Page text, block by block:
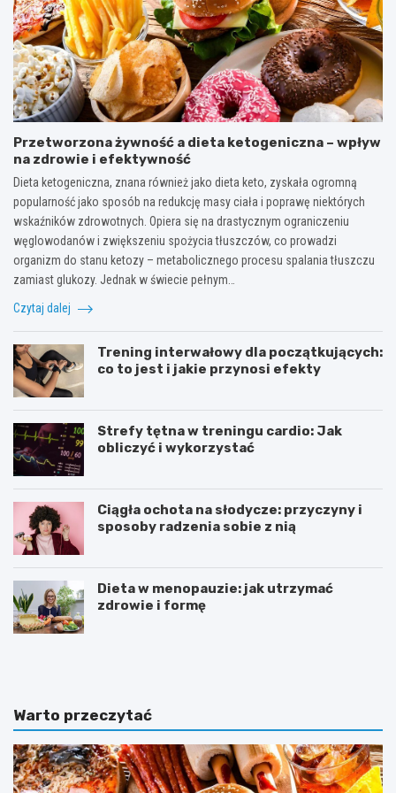
Przetworzona żywność a dieta ketogeniczna – wpływ
na zdrowie i efektywność
Dieta ketogeniczna, znana również jako dieta keto, zyskała ogromną
popularność jako sposób na redukcję masy ciała i poprawę niektórych
wskaźników zdrowotnych. Opiera się na drastycznym ograniczeniu
węglowodanów i zwiększeniu spożycia tłuszczów, co prowadzi
organizm do stanu ketozy – metabolicznego procesu spalania tłuszczu
zamiast glukozy. Jednak w świecie pełnym…
Czytaj dalej
Trening interwałowy dla początkujących:
co to jest i jakie przynosi efekty
Strefy tętna w treningu cardio: Jak
obliczyć i wykorzystać
Ciągła ochota na słodycze: przyczyny i
sposoby radzenia sobie z nią
Dieta w menopauzie: jak utrzymać
zdrowie i formę
J
w
i
n
n
a
Z
e
o
d
ż
y
Warto przeczytać